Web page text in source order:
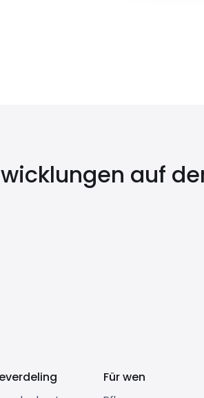
auf
Für wen